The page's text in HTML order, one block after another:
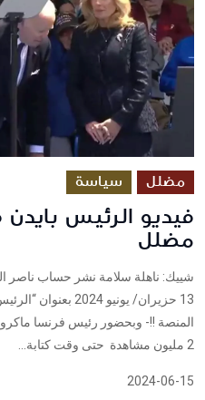
مضلل سياسة
فيديو الرئيس
مضلل
شييك: ناهلة سلامة نشر حساب ناصر
13 حزيران/ يونيو
المنصة !!- وبحضور رئيس فرنسا
2 مليون مشاهدة حتى وقت كتابة...
2024-06-15